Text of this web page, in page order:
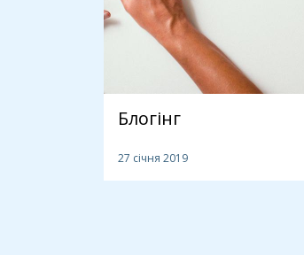
Блогінг
27 січня 2019